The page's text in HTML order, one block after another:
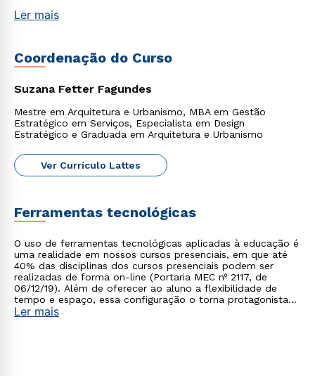
Ler mais
Coordenação do Curso
Suzana Fetter Fagundes
Mestre em Arquitetura e Urbanismo, MBA em Gestão
Estratégico em Serviços, Especialista em Design
Estratégico e Graduada em Arquitetura e Urbanismo
Ver Currículo Lattes
Ferramentas tecnológicas
O uso de ferramentas tecnológicas aplicadas à educação é
uma realidade em nossos cursos presenciais, em que até
40% das disciplinas dos cursos presenciais podem ser
realizadas de forma on-line (Portaria MEC nº 2117, de
06/12/19). Além de oferecer ao aluno a flexibilidade de
tempo e espaço, essa configuração o torna protagonista
no processo de construção do seu conhecimento.
Ler mais